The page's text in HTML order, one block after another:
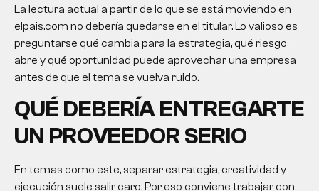
La lectura actual a partir de lo que se está moviendo en
elpais.com no debería quedarse en el titular. Lo valioso es
preguntarse qué cambia para la estrategia, qué riesgo
abre y qué oportunidad puede aprovechar una empresa
antes de que el tema se vuelva ruido.
QUÉ DEBERÍA ENTREGARTE
UN PROVEEDOR SERIO
En temas como este, separar estrategia, creatividad y
ejecución suele salir caro. Por eso conviene trabajar con